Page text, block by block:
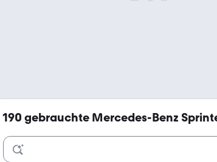
190 gebrauchte Mercedes-Benz